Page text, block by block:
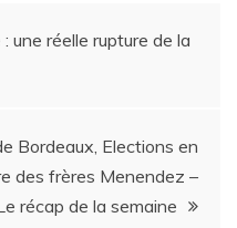
une réelle rupture de la
Bordeaux, Elections en
des frères Menendez –
récap de la semaine